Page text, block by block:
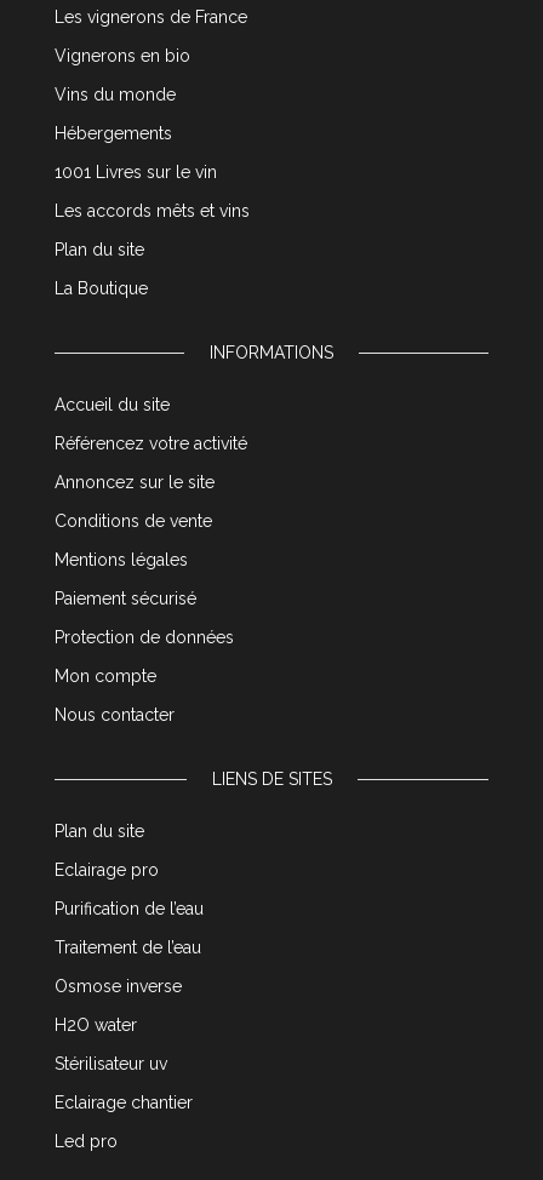
Les vignerons de France
Vignerons en bio
Vins du monde
Hébergements
1001 Livres sur le vin
Les accords mêts et vins
Plan du site
La Boutique
INFORMATIONS
Accueil du site
Référencez votre activité
Annoncez sur le site
Conditions de vente
Mentions légales
Paiement sécurisé
Protection de données
Mon compte
Nous contacter
LIENS DE SITES
Plan du site
Eclairage pro
Purification de l’eau
Traitement de l’eau
Osmose inverse
H2O water
Stérilisateur uv
Eclairage chantier
Led pro